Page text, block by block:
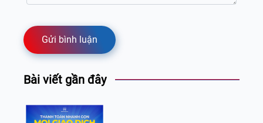
Gửi bình luận
Bài viết gần đây